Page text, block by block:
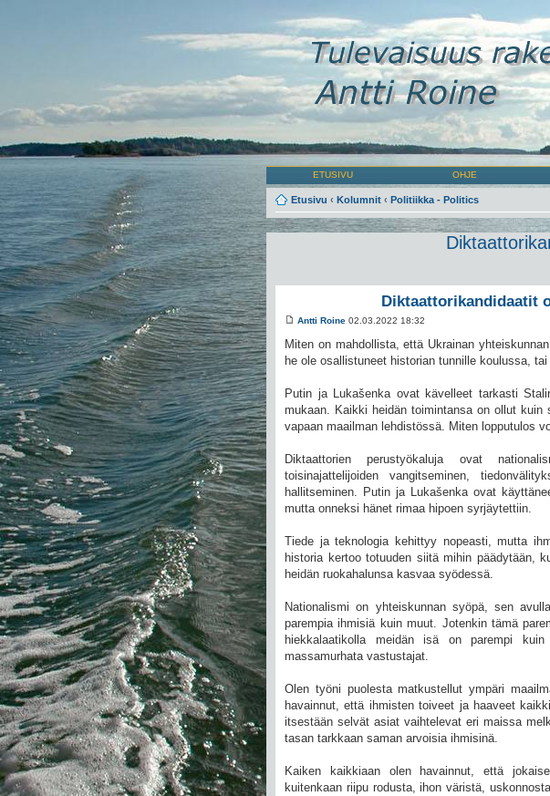
ETUSIVU OHJE
Etusivu ‹ Kolumnit ‹ Politiikka - Politics
Diktaattorikandidaatit
Antti Roine 02.03.2022 18:32
Miten on mahdollista, että Ukrainan
he ole osallistuneet historian tunnille koulussa,
Putin ja Lukašenka ovat kävelleet tarkasti
mukaan. Kaikki heidän toimintansa on ollut
vapaan maailman lehdistössä. Miten lopputulos
Diktaattorien perustyökaluja ovat
toisinajattelijoiden vangitseminen,
hallitseminen. Putin ja Lukašenka ovat
mutta onneksi hänet rimaa hipoen syrjäytettiin.
Tiede ja teknologia kehittyy nopeasti, mutta
historia kertoo totuuden siitä mihin päädytään,
heidän ruokahalunsa kasvaa syödessä.
Nationalismi on yhteiskunnan syöpä, sen
parempia ihmisiä kuin muut. Jotenkin tämä
hiekkalaatikolla meidän isä on parempi
massamurhata vastustajat.
Olen työni puolesta matkustellut ympäri
havainnut, että ihmisten toiveet ja haaveet
itsestään selvät asiat vaihtelevat eri maissa
tasan tarkkaan saman arvoisia ihmisinä.
Kaiken kaikkiaan olen havainnut, että
kuitenkaan riipu rodusta, ihon väristä,